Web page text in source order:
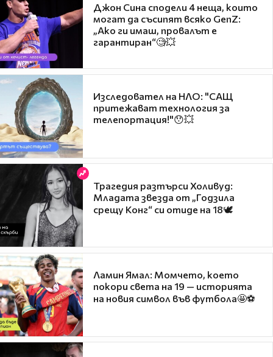
Джон Сина сподели 4 неща, които
могат да съсипят всяко GenZ:
„Ако ги имаш, провалът е
гарантиран“🧐💥
Изследовател на НЛО: "САЩ
притежават технология за
телепортация!"😯💥
Трагедия разтърси Холивуд:
Младата звезда от „Годзила
срещу Конг“ си отиде на 18🕊️
Ламин Ямал: Момчето, което
покори света на 19 — историята
на новия символ във футбола🤩⚽